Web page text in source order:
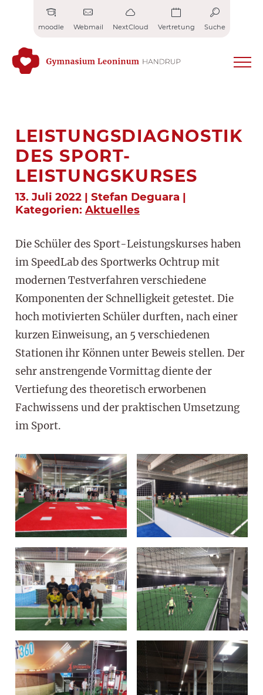
moodle Webmail NextCloud Vertretung Suche
LEISTUNGSDIAGNOSTIK
DES SPORT-
LEISTUNGSKURSES
13. Juli 2022 | Stefan Deguara |
Kategorien: Aktuelles
Die Schüler des Sport-Leistungskurses haben
im SpeedLab des Sportwerks Ochtrup mit
modernen Testverfahren verschiedene
Komponenten der Schnelligkeit getestet. Die
hoch motivierten Schüler durften, nach einer
kurzen Einweisung, an 5 verschiedenen
Stationen ihr Können unter Beweis stellen. Der
sehr anstrengende Vormittag diente der
Vertiefung des theoretisch erworbenen
Fachwissens und der praktischen Umsetzung
im Sport.